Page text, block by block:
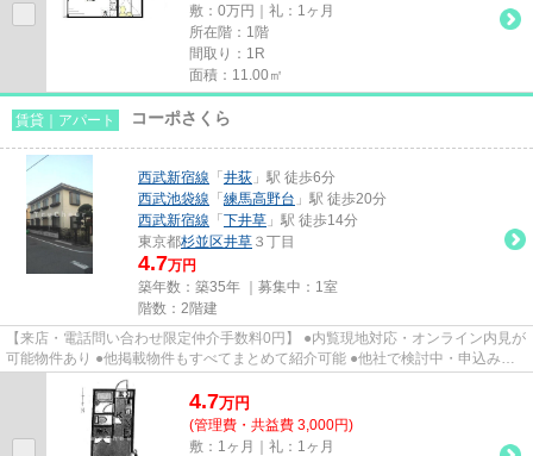
敷：0万円｜礼：1ヶ月
所在階：1階
間取り：1R
面積：11.00㎡
賃貸｜アパート コーポさくら
西武新宿線 「 井荻 」駅 徒歩6分
西武池袋線 「 練馬高野台 」駅 徒歩20分
西武新宿線 「 下井草 」駅 徒歩14分
東京都杉並区井草 ３丁目
4.7万円
築年数：築35年 ｜募集中： 1室
階数：2階建
【来店・電話問い合わせ限定仲介手数料0円】 ●内覧現地対応・オンライン内見が
可能物件あり ●他掲載物件もすべてまとめて紹介可能 ●他社で検討中・申込み済
みのお客様、初期費用がさら...
4.7万円
(管理費・共益費 3,000円)
敷：1ヶ月｜礼：1ヶ月